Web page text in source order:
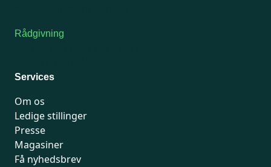
Rådgivning
Services
Om os
Ledige stillinger
Presse
Magasiner
Få nyhedsbrev